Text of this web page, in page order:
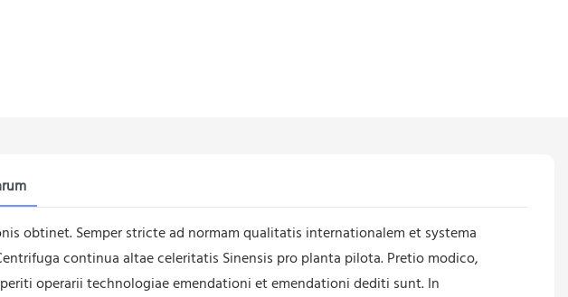
obtinet. Semper stricte ad normam qualitatis internationalem et systema
continua altae celeritatis Sinensis pro planta pilota. Pretio modico,
operarii technologiae emendationi et emendationi dediti sunt. In